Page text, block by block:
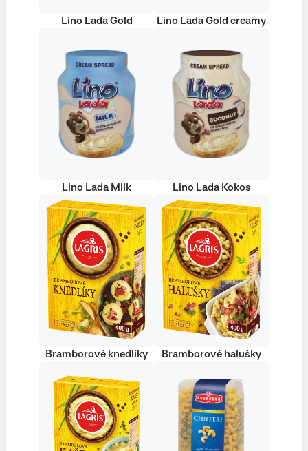
Lino Lada Gold Lino Lada Gold creamy
Lino Lada Milk Lino Lada Kokos
Bramborové knedlíky Bramborové halušky